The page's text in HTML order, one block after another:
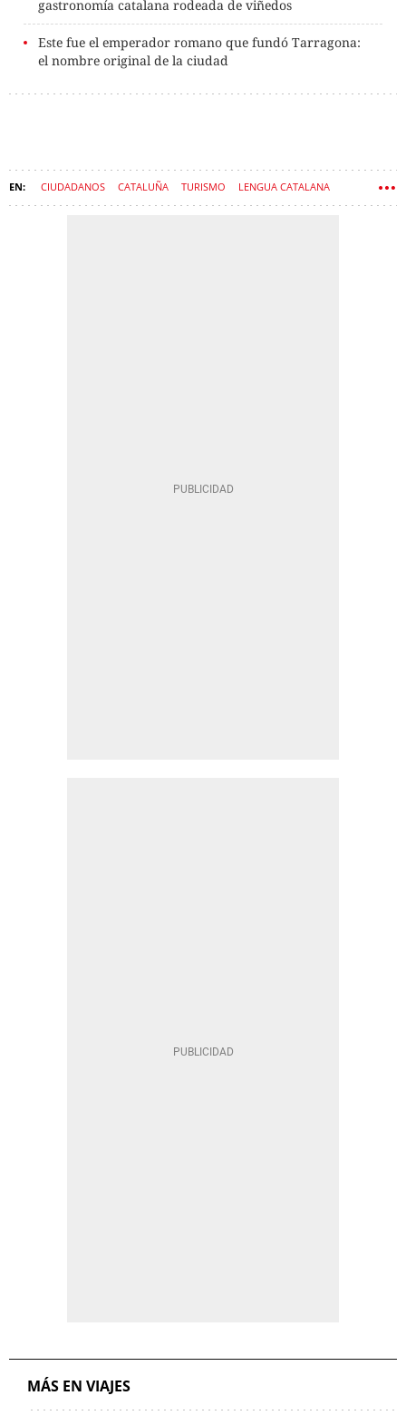
gastronomía catalana rodeada de viñedos
Este fue el emperador romano que fundó Tarragona:
el nombre original de la ciudad
CIUDADANOS CATALUÑA TURISMO LENGUA CATALANA
MÁS EN VIAJES